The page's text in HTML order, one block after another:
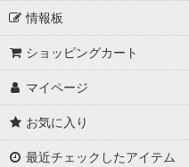
情報板
ショッピングカート
マイページ
お気に入り
最近チェックしたアイテム